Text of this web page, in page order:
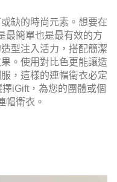
缺的時尚元素。想要在
最簡單也是最有效的方
型注入活力，搭配簡潔
。使用對比色更能讓造
，這樣的連帽衛衣必定
iGift，為您的團體或個
帽衛衣。